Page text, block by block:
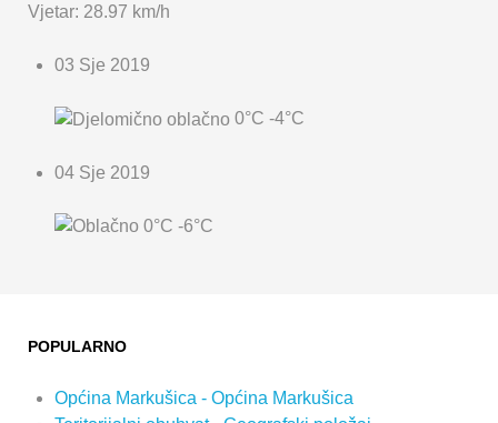
Vjetar: 28.97 km/h
03 Sje 2019
0°C -4°C
04 Sje 2019
0°C -6°C
POPULARNO
Općina Markušica - Općina Markušica